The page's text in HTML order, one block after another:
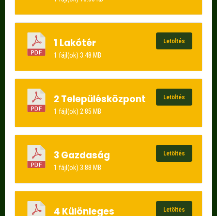
1 Lakótér
1 fájl(ok) 3.48 MB
Letöltés
2 Településközpont
1 fájl(ok) 2.85 MB
Letöltés
3 Gazdaság
1 fájl(ok) 3.88 MB
Letöltés
4 Különleges Letöltés